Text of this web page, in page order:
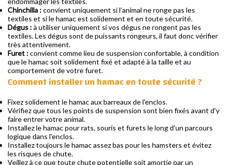
Chinchilla :convient uniquement si l’animal ne ronge pas les
textiles et si le hamac est solidement et en toute sécurité.
Dégus :à utiliser uniquement si vos dégus ne rongent pas les
textiles. Les dégus sont de puissants rongeurs, il faut donc vérifier
très attentivement.
Furet :convient comme lieu de suspension confortable, à condition
que le hamac soit solidement fixé et adapté à la taille et au
comportement de votre furet.
Comment installer un hamac en toute sécurité ?
Fixez solidement le hamac aux barreaux de l'enclos.
Vérifiez que tous les points de suspension sont bien fixés avant d'y
faire entrer votre animal.
Installez le hamac pour rats, souris et furets le long d'un parcours
logique dans l'enclos.
Installez toujours le hamac assez bas pour les hamsters et évitez
les risques de chute.
Veillez à ce que toute chute potentielle soit amortie par un